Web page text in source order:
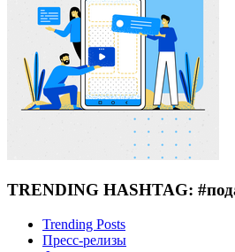
TRENDING HASHTAG:
Trending Posts
Пресс-релизы